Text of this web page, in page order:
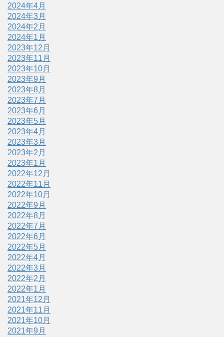
2024年4月
2024年3月
2024年2月
2024年1月
2023年12月
2023年11月
2023年10月
2023年9月
2023年8月
2023年7月
2023年6月
2023年5月
2023年4月
2023年3月
2023年2月
2023年1月
2022年12月
2022年11月
2022年10月
2022年9月
2022年8月
2022年7月
2022年6月
2022年5月
2022年4月
2022年3月
2022年2月
2022年1月
2021年12月
2021年11月
2021年10月
2021年9月